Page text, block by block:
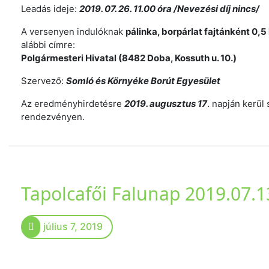
Leadás ideje: 2019. 07. 26. 11.00 óra /Nevezési díj nincs/
A versenyen indulóknak pálinka, borpárlat fajtánként
alábbi címre:
Polgármesteri Hivatal (8482 Doba, Kossuth u. 10.)
Szervező: Somló és Környéke Borút Egyesület
Az eredményhirdetésre 2019. augusztus 17. napján kerül
rendezvényen.
Tapolcafői Falunap
július 7, 2019